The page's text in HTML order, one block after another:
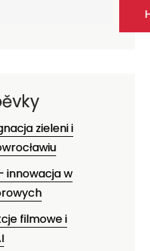
zieleni i
innowacja w
filmowe i